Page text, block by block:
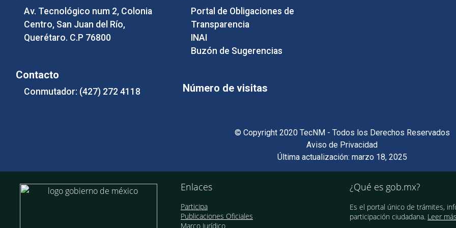
Av. Tecnológico num 2, Colonia
Centro, San Juan del Río,
Querétaro. C.P 76800
Contacto
Conmutador: (427) 272 4118
Portal de Obligaciones de
Transparencia
INAI
Buzón de Sugerencias
Número de visitas
© Copyright 2020 TecNM - Todos los Derechos Reservados
Aviso de Privacidad
Última actualización: marzo 18, 2025
Enlaces
Participa
Publicaciones Oficiales
Marco Jurídico
¿Qué es gob.mx?
Es el portal único de trámites,
participación ciudadana. Leer más